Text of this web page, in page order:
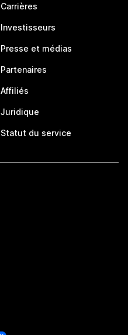
Carrières
Investisseurs
Presse et médias
Partenaires
Affiliés
Juridique
Statut du service